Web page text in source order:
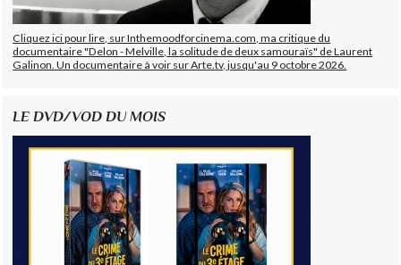
Cliquez ici pour lire, sur Inthemoodforcinema.com, ma critique du
documentaire "Delon - Melville, la solitude de deux samouraïs" de Laurent
Galinon. Un documentaire à voir sur Arte.tv, jusqu'au 9 octobre 2026.
LE DVD/VOD DU MOIS